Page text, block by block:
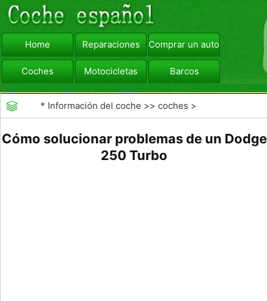
Home Reparaciones Comprar un automóvil
Coches Motocicletas Barcos
viajar Camiones
* Información del coche >>coches >
Automotores Profesional
Cómo solucionar problemas de un Dodge
250 Turbo